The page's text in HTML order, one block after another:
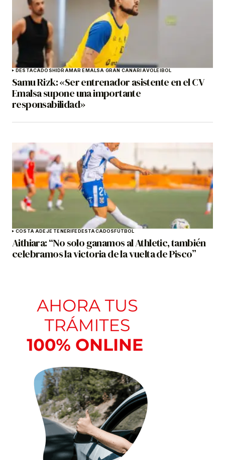
DESTACADOSHIDRAMAR EMALSA GRAN CANARIAVOLEIBOL
Samu Rizk: «Ser entrenador asistente en el CV
Emalsa supone una importante
responsabilidad»
COSTA ADEJE TENERIFEDESTACADOSFÚTBOL
Aithiara: “No solo ganamos al Athletic, también
celebramos la victoria de la vuelta de Pisco”